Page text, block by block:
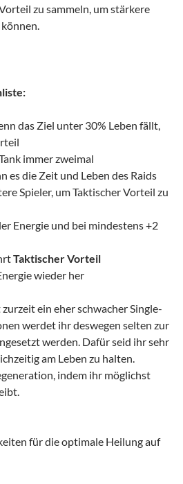
zu sammeln, um stärkere
das Ziel unter 30% Leben fällt,
immer zweimal
es die Zeit und Leben des Raids
Spieler, um Taktischer Vorteil zu
Energie und bei mindestens +2
Taktischer Vorteil
wieder her
ein eher schwacher Single-
werdet ihr deswegen selten zur
werden. Dafür seid ihr sehr
am Leben zu halten.
indem ihr möglichst
für die optimale Heilung auf